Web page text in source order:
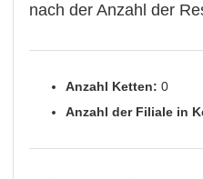
nach der Anzahl der
Anzahl Ketten: 0
Anzahl der Filiale in